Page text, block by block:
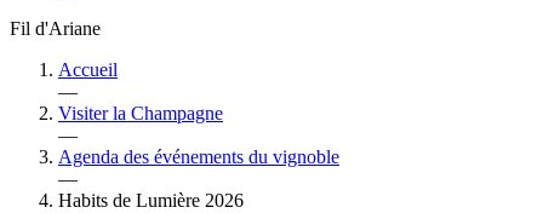
Fil d'Ariane
Accueil
—
Visiter la Champagne
—
Agenda des événements du vignoble
—
Habits de Lumière 2026